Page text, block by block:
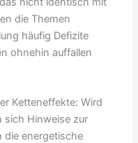
die Themen
häufig Defizite
ohnehin auffallen
Ketteneffekte: Wird
sich Hinweise zur
die energetische